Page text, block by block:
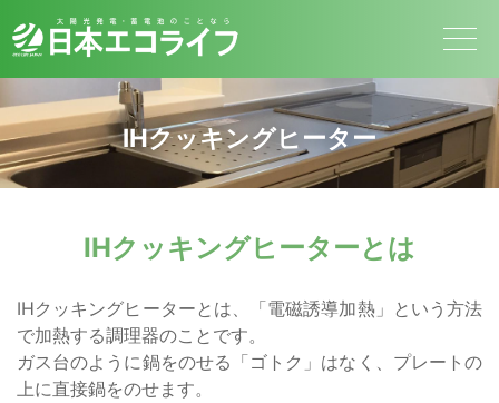
IHクッキングヒーター
IHクッキングヒーターとは
IHクッキングヒーターとは、
「電磁誘導加熱」という方法
で加熱する調理器のことです。
ガス台のように鍋をのせる「ゴトク」はなく、プレートの
上に直接鍋をのせます。